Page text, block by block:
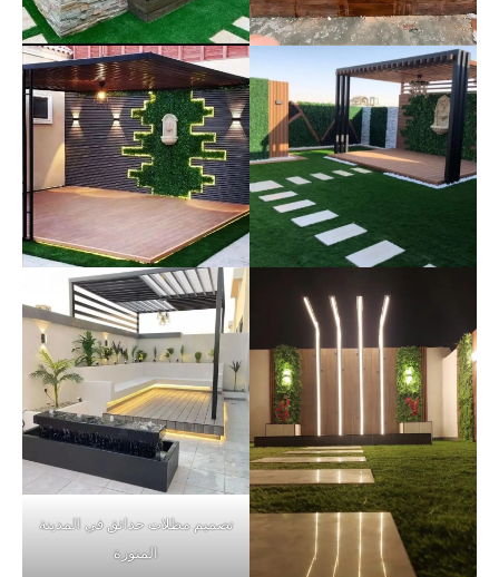
تصميم مظلات حدائق في المدينة
المنورة